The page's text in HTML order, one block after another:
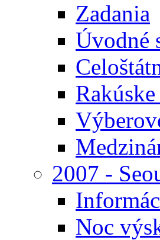
Zadania
Úvodné
2007 -
Noc